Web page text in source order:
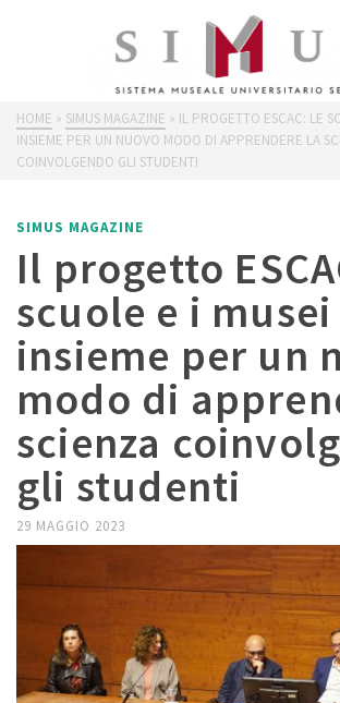
SIMUS
HOME » SIMUS MAGAZINE » IL PROGETTO ESCAC: LE
INSIEME PER UN NUOVO MODO DI APPRENDERE LA
COINVOLGENDO GLI STUDENTI
SIMUS MAGAZINE
Il progetto
scuole e i musei
insieme per un
modo di
scienza
gli studenti
29 MAGGIO 2023